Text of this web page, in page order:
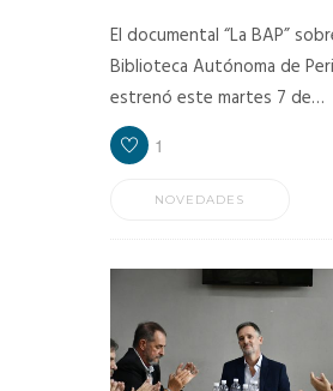
El documental “La BAP”
Biblioteca Autónoma de
estrenó este martes 7 de…
1
NOVEDADES